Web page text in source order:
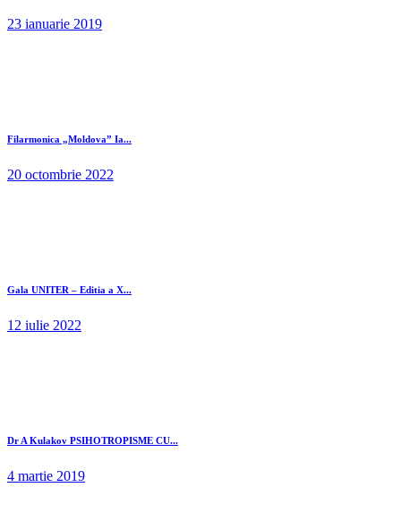
23 ianuarie 2019
Filarmonica „Moldova” Ia...
20 octombrie 2022
Gala UNITER – Editia a X...
12 iulie 2022
Dr A Kulakov PSIHOTROPISME CU...
4 martie 2019